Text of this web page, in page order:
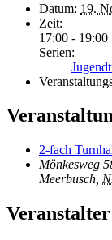
Datum: 19.
Zeit:
17:00 - 19:00
Serien:
2-fach
Mönkesweg
Meerbusch
Veranstalter